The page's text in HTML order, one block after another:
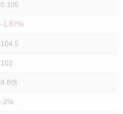
0.105
-1.87%
104.5
102
8.8倍
-2%